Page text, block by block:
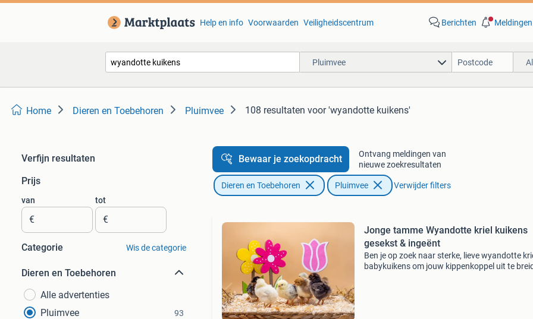
Help en info Voorwaarden Veiligheidscentrum Berichten Meldingen
Pluimvee
Home Dieren en Toebehoren Pluimvee 108 resultaten voor 'wyandotte kuikens'
Verfijn resultaten
Prijs
van
€
tot
€
Categorie Wis de categorie
Dieren en Toebehoren
Alle advertenties
Pluimvee
93
Bewaar je zoekopdracht
Ontvang meldingen van
nieuwe zoekresultaten
Dieren en Toebehoren Pluimvee Verwijder filters
Jonge tamme Wyandotte kriel kuikens
gesekst & ingeënt
Ben je op zoek naar sterke, lieve wyandotte
babykuikens om jouw kippenkoppel uit te